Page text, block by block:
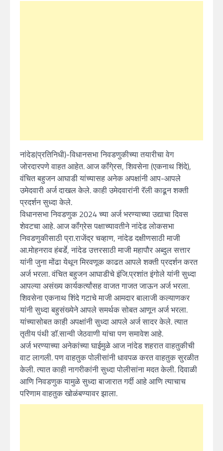
नांदेड(प्रतिनिधी)-विधानसभा निवडणुकीच्या तयारीचा वेग
जोरदारपणे वाहत आहेत. आज कॉंगे्रस, शिवसेना (एकनाथ शिंदे),
वंचित बहुजन आघाडी यांच्यासह अनेक अपक्षांनी आप-आपले
उमेदवारी अर्ज दाखल केले. काही उमेदवारांनी रॅली काढून शक्ती
प्रदर्शन सुध्दा केले.
विधानसभा निवडणुक 2024 च्या अर्ज भरण्याच्या उद्याचा दिवस
शेवटचा आहे. आज कॉंग्रेस पक्षाच्यावतीने नांदेड लोकसभा
निवडणुकीसाठी प्रा.राजेंद्र चव्हाण, नांदेड दक्षीणसाठी माजी
आ.मोहनराव हंबर्डे, नांदेड उत्तरसाठी माजी महापौर अब्दुल सत्तार
यांनी जुना मोंढा येथून मिरवणूक काढत आपले शक्ती प्रदर्शन करत
अर्ज भरला. वंचित बहुजन आघाडीचे इंजि.प्रशांत इंगोले यांनी सुध्दा
आपल्या असंख्य कार्यकर्त्यांसह वाजत गाजत जाऊन अर्ज भरला.
शिवसेना एकनाथ शिंदे गटाचे माजी आमदार बालाजी कल्याणकर
यांनी सुध्दा बहुसंख्येने आपले समर्थक सोबत आणून अर्ज भरला.
यांच्यासोबत काही अपक्षांनी सुध्दा आपले अर्ज सादर केले. त्यात
तृतीय पंथी डॉ.सान्वी जेठवाणी यांचा पण समावेश आहे.
अर्ज भरण्याच्या अनेकांच्या घाईमुळे आज नांदेड शहरात वाहतुकीची
वाट लागली. पण वाहतुक पोलीसांनी धावपळ करत वाहतुक सुरळीत
केली. त्यात काही नागरीकांनी सुध्दा पोलीसांना मदत केली. दिवाळी
आणि निवडणुक यामुळे सुध्दा बाजारात गर्दी आहे आणि त्याचाच
परिणाम वाहतुक खोळंबण्यावर झाला.